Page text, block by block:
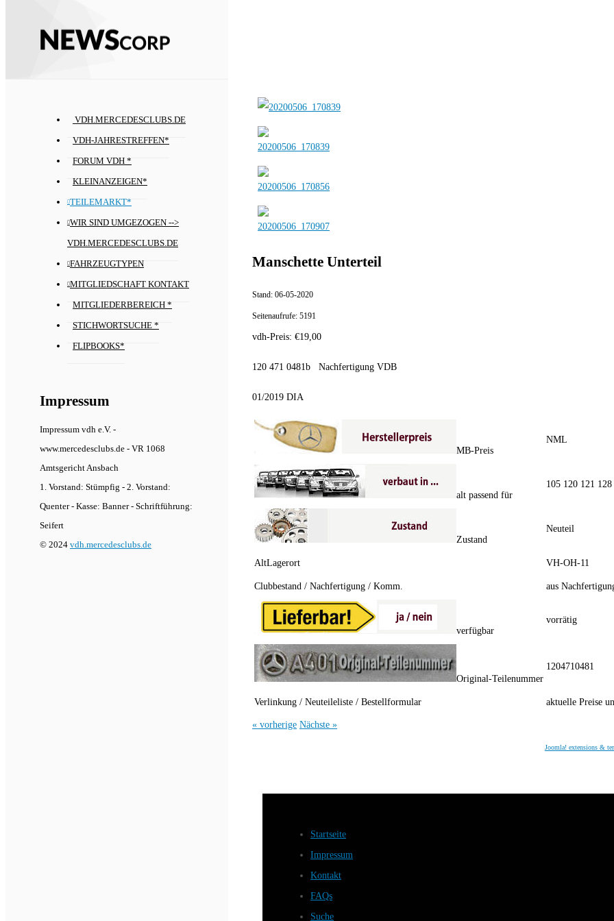
VDH.MERCEDESCLUBS.DE
VDH-JAHRESTREFFEN*
FORUM VDH *
KLEINANZEIGEN*
TEILEMARKT*
WIR SIND UMGEZOGEN -->
VDH.MERCEDESCLUBS.DE
FAHRZEUGTYPEN
MITGLIEDSCHAFT KONTAKT
MITGLIEDERBEREICH *
STICHWORTSUCHE *
FLIPBOOKS*
Impressum
Impressum vdh e.V. -
www.mercedesclubs.de - VR 1068
Amtsgericht Ansbach
1. Vorstand: Stümpfig - 2. Vorstand:
Quenter - Kasse: Banner - Schriftführung:
Seifert
© 2024 vdh.mercedesclubs.de
Manschette Unterteil
Stand: 06-05-2020
Seitenaufrufe: 5191
vdh-Preis: €19,00
120 471 0481b Nachfertigung VDB
01/2019 DIA
MB-Preis
NML
alt passend für
105 120 121 128
Zustand
Neuteil
AltLagerort VH-OH-11
Clubbestand / Nachfertigung / Komm. aus
verfügbar
vorrätig
Original-Teilenummer
1204710481
Verlinkung / Neuteileliste / Bestellformular aktuelle Preise
« vorherige Nächste »
Joomla! extensions &
Startseite
Impressum
Kontakt
FAQs
Suche